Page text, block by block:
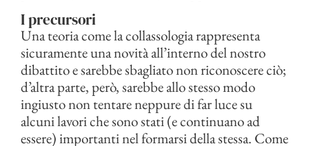
I precursori
Una teoria come la collassologia rappresenta
sicuramente una novità all’interno del nostro
dibattito e sarebbe sbagliato non riconoscere ciò;
d’altra parte, però, sarebbe allo stesso modo
ingiusto non tentare neppure di far luce su
alcuni lavori che sono stati (e continuano ad
essere) importanti nel formarsi della stessa. Come